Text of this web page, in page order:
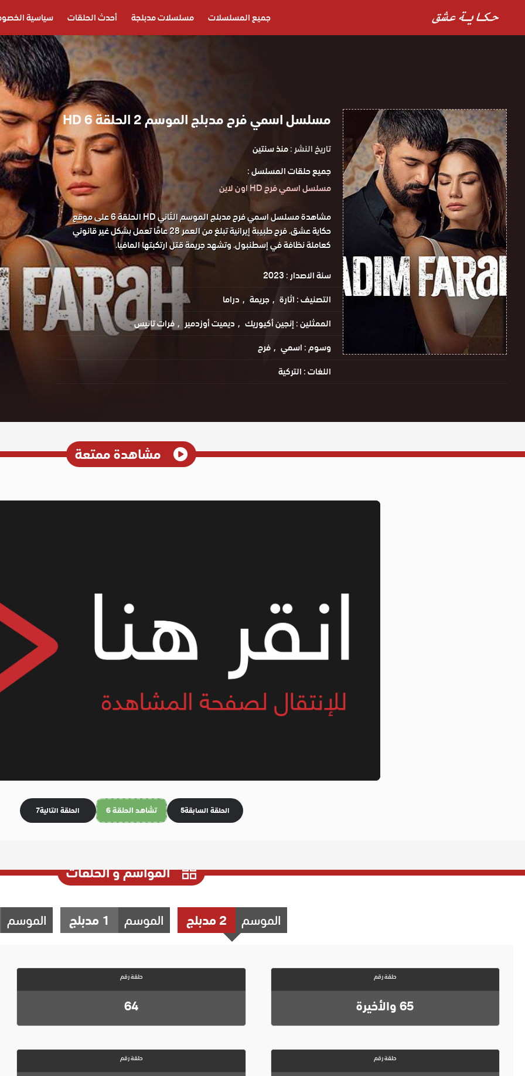
جميع المسلسلات مسلسلات مدبلجة أحدث الحلقات سياسية
مسلسل اسمي فرح مدبلج الموسم 2 الحلقة 6 HD
تاريخ النشر :منذ سنتين
جميع حلقات المسلسل :
مسلسل اسمي فرح HD اون لاين
مشاهدة مسلسل اسمي فرح مدبلج الموسم الثاني HD الحلقة 6 على موقع
حكاية عشق. فرح طبيبة إيرانية تبلغ من العمر 28 عامًا تعمل بشكل غير قانوني
كعاملة نظافة في إسطنبول. وتشهد جريمة قتل ارتكبتها المافيا.
سنة الاصدار :2023
التصنيف :اثارة جريمة
دراما
الممثلين :إنجين أكيوريك ديميت أوزدمير
فرات تانيس
وسوم :اسمي
فرح
اللغات :التركية
مشاهدة ممتعة
الحلقة السابقة5 تشاهد الحلقة 6 الحلقة التالية7
المواسم و الحلقات
الموسم 2 مدبلج الموسم 1 مدبلج الموسم
حلقة رقم
65 والأخيرة
حلقة رقم
64
حلقة رقم حلقة رقم